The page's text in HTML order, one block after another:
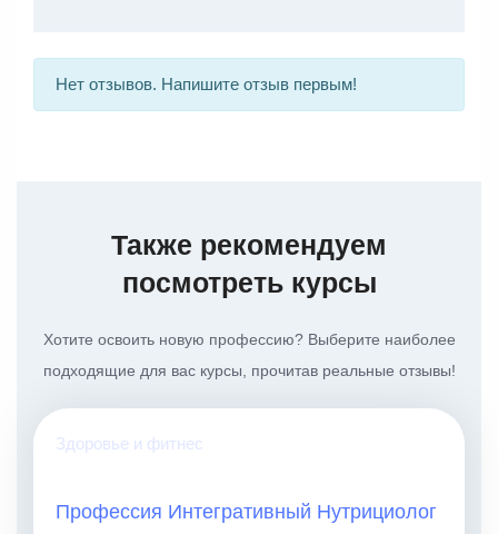
Нет отзывов. Напишите отзыв первым!
Также рекомендуем
посмотреть курсы
Хотите освоить новую профессию? Выберите наиболее
подходящие для вас курсы, прочитав реальные отзывы!
Здоровье и фитнес
Профессия Интегративный Нутрициолог